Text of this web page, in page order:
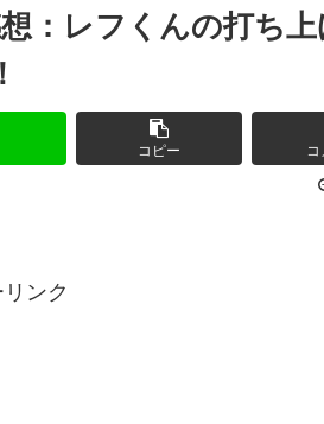
：レフくんの打ち上
コピー コ
ンク